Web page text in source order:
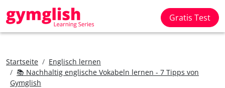
Gratis Test
Startseite
Englisch lernen
📚 Nachhaltig englische Vokabeln lernen - 7 Tipps von
Gymglish